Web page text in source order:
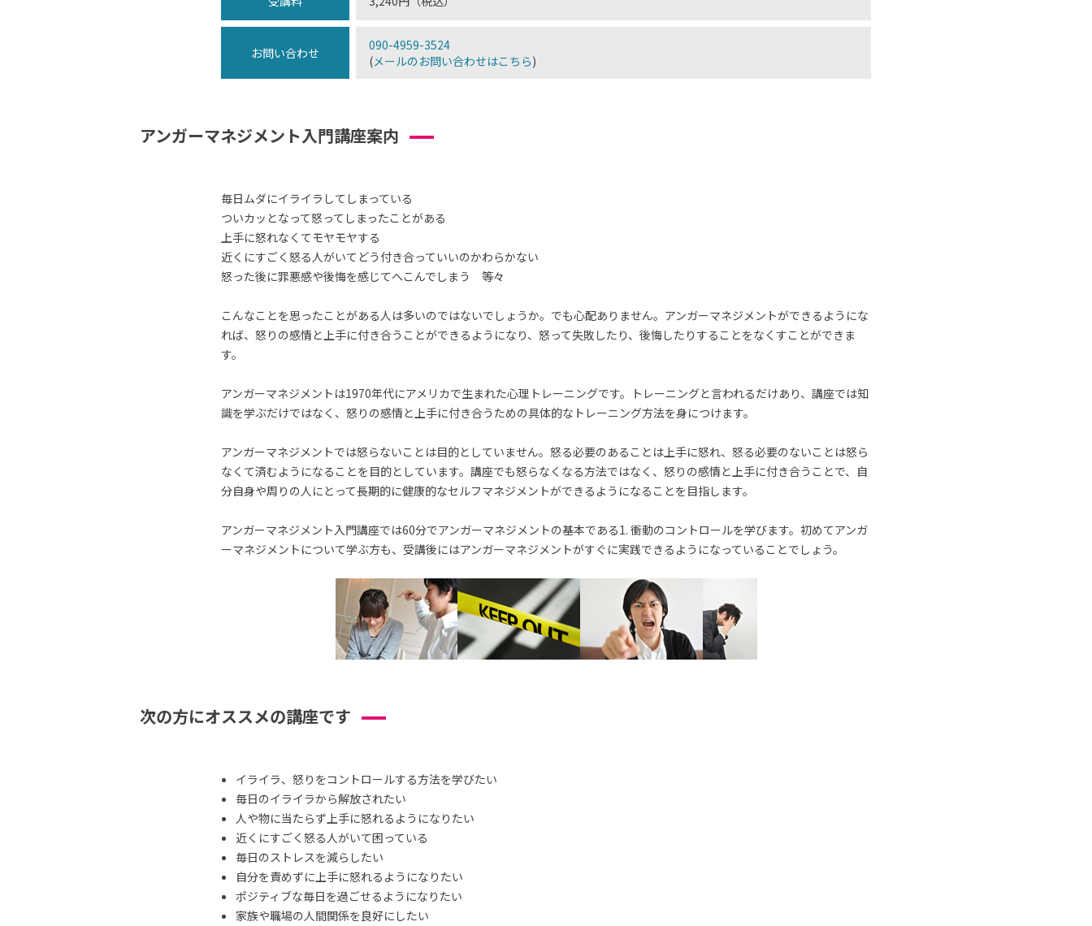
お問い合わせ
090-4959-3524
(メールのお問い合わせはこちら)
アンガーマネジメント入門講座案内
毎日ムダにイライラしてしまっている
ついカッとなって怒ってしまったことがある
上手に怒れなくてモヤモヤする
近くにすごく怒る人がいてどう付き合っていいのかわらかない
怒った後に罪悪感や後悔を感じてへこんでしまう 等々
こんなことを思ったことがある人は多いのではないでしょうか。でも心配ありません。アンガーマネジメントができるようにな
れば、怒りの感情と上手に付き合うことができるようになり、怒って失敗したり、後悔したりすることをなくすことができま
す。
アンガーマネジメントは1970年代にアメリカで生まれた心理トレーニングです。トレーニングと言われるだけあり、講座では知
識を学ぶだけではなく、怒りの感情と上手に付き合うための具体的なトレーニング方法を身につけます。
アンガーマネジメントでは怒らないことは目的としていません。怒る必要のあることは上手に怒れ、怒る必要のないことは怒ら
なくて済むようになることを目的としています。講座でも怒らなくなる方法ではなく、怒りの感情と上手に付き合うことで、自
分自身や周りの人にとって長期的に健康的なセルフマネジメントができるようになることを目指します。
アンガーマネジメント入門講座では60分でアンガーマネジメントの基本である1. 衝動のコントロールを学びます。初めてアンガ
ーマネジメントについて学ぶ方も、受講後にはアンガーマネジメントがすぐに実践できるようになっていることでしょう。
次の方にオススメの講座です
イライラ、怒りをコントロールする方法を学びたい
毎日のイライラから解放されたい
人や物に当たらず上手に怒れるようになりたい
近くにすごく怒る人がいて困っている
毎日のストレスを減らしたい
自分を責めずに上手に怒れるようになりたい
ポジティブな毎日を過ごせるようになりたい
家族や職場の人間関係を良好にしたい